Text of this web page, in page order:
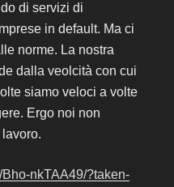
di servizi di
in default. Ma ci
norme. La nostra
dalla veolcità con cui
siamo veloci a volte
Ergo noi non
nkTAA49/?taken-